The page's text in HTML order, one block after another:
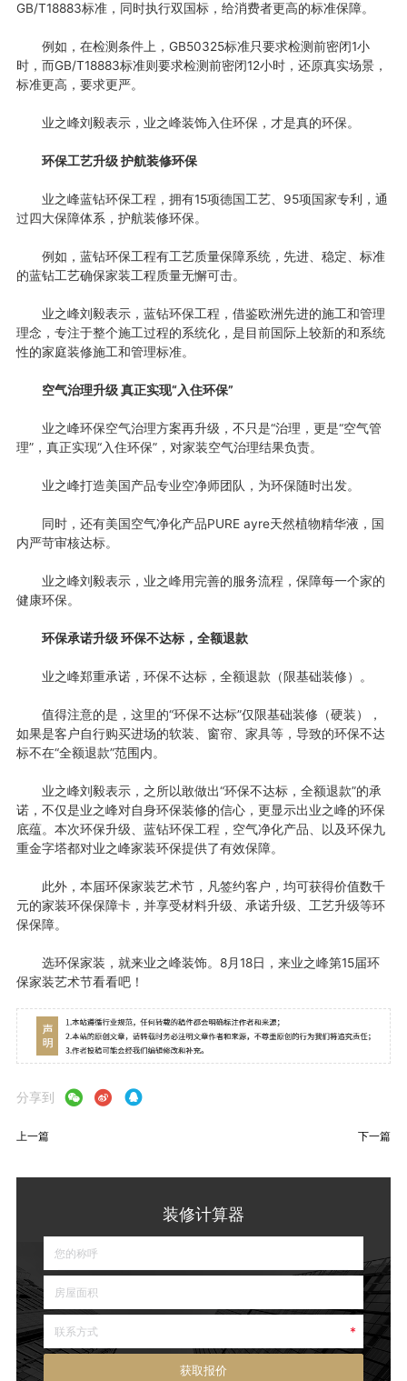
GB/T18883标准，同时执行双国标，给消费者更高的标准保障。
例如，在检测条件上，GB50325标准只要求检测前密闭1小
时，而GB/T18883标准则要求检测前密闭12小时，还原真实场景，
标准更高，要求更严。
业之峰刘毅表示，业之峰装饰入住环保，才是真的环保。
环保工艺升级 护航装修环保
业之峰蓝钻环保工程，拥有15项德国工艺、95项国家专利，通
过四大保障体系，护航装修环保。
例如，蓝钻环保工程有工艺质量保障系统，先进、稳定、标准
的蓝钻工艺确保家装工程质量无懈可击。
业之峰刘毅表示，蓝钻环保工程，借鉴欧洲先进的施工和管理
理念，专注于整个施工过程的系统化，是目前国际上较新的和系统
性的家庭装修施工和管理标准。
空气治理升级 真正实现“入住环保”
业之峰环保空气治理方案再升级，不只是“治理，更是“空气管
理”，真正实现“入住环保”，对家装空气治理结果负责。
业之峰打造美国产品专业空净师团队，为环保随时出发。
同时，还有美国空气净化产品PURE ayre天然植物精华液，国
内严苛审核达标。
业之峰刘毅表示，业之峰用完善的服务流程，保障每一个家的
健康环保。
环保承诺升级环保不达标，全额退款
业之峰郑重承诺，环保不达标，全额退款（限基础装修）。
值得注意的是，这里的“环保不达标”仅限基础装修（硬装），
如果是客户自行购买进场的软装、窗帘、家具等，导致的环保不达
标不在“全额退款”范围内。
业之峰刘毅表示，之所以敢做出“环保不达标，全额退款”的承
诺，不仅是业之峰对自身环保装修的信心，更显示出业之峰的环保
底蕴。本次环保升级、蓝钻环保工程，空气净化产品、以及环保九
重金字塔都对业之峰家装环保提供了有效保障。
此外，本届环保家装艺术节，凡签约客户，均可获得价值数千
元的家装环保保障卡，并享受材料升级、承诺升级、工艺升级等环
保保障。
选环保家装，就来业之峰装饰。8月18日，来业之峰第15届环
保家装艺术节看看吧！
分享到
上一篇 下一篇
装修计算器
获取报价